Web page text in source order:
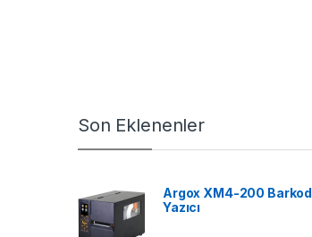
Son Eklenenler
Argox XM4-200 Barkod
Yazıcı